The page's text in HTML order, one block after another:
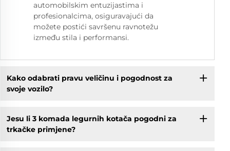
automobilskim entuzijastima i
profesionalcima, osiguravajući da
možete postići savršenu ravnotežu
između stila i performansi.
Kako odabrati pravu veličinu i pogodnost za
svoje vozilo?
Jesu li 3 komada legurnih kotača pogodni za
trkačke primjene?